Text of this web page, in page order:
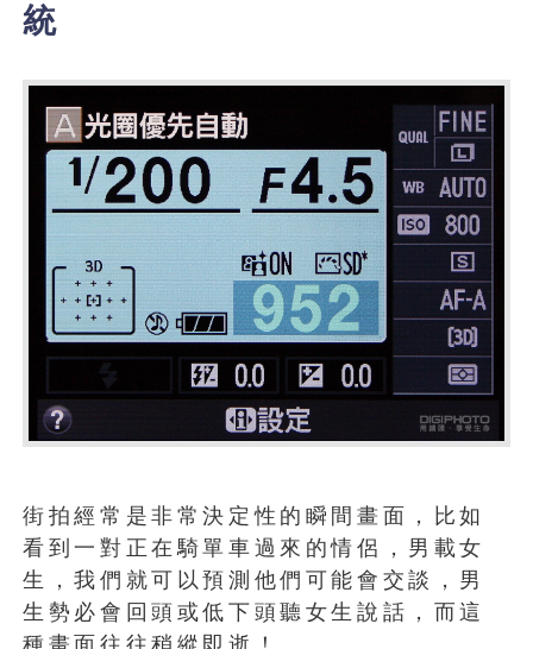
統
街拍經常是非常決定性的瞬間畫面，比如
看到一對正在騎單車過來的情侶，男載女
生，我們就可以預測他們可能會交談，男
生勢必會回頭或低下頭聽女生說話，而這